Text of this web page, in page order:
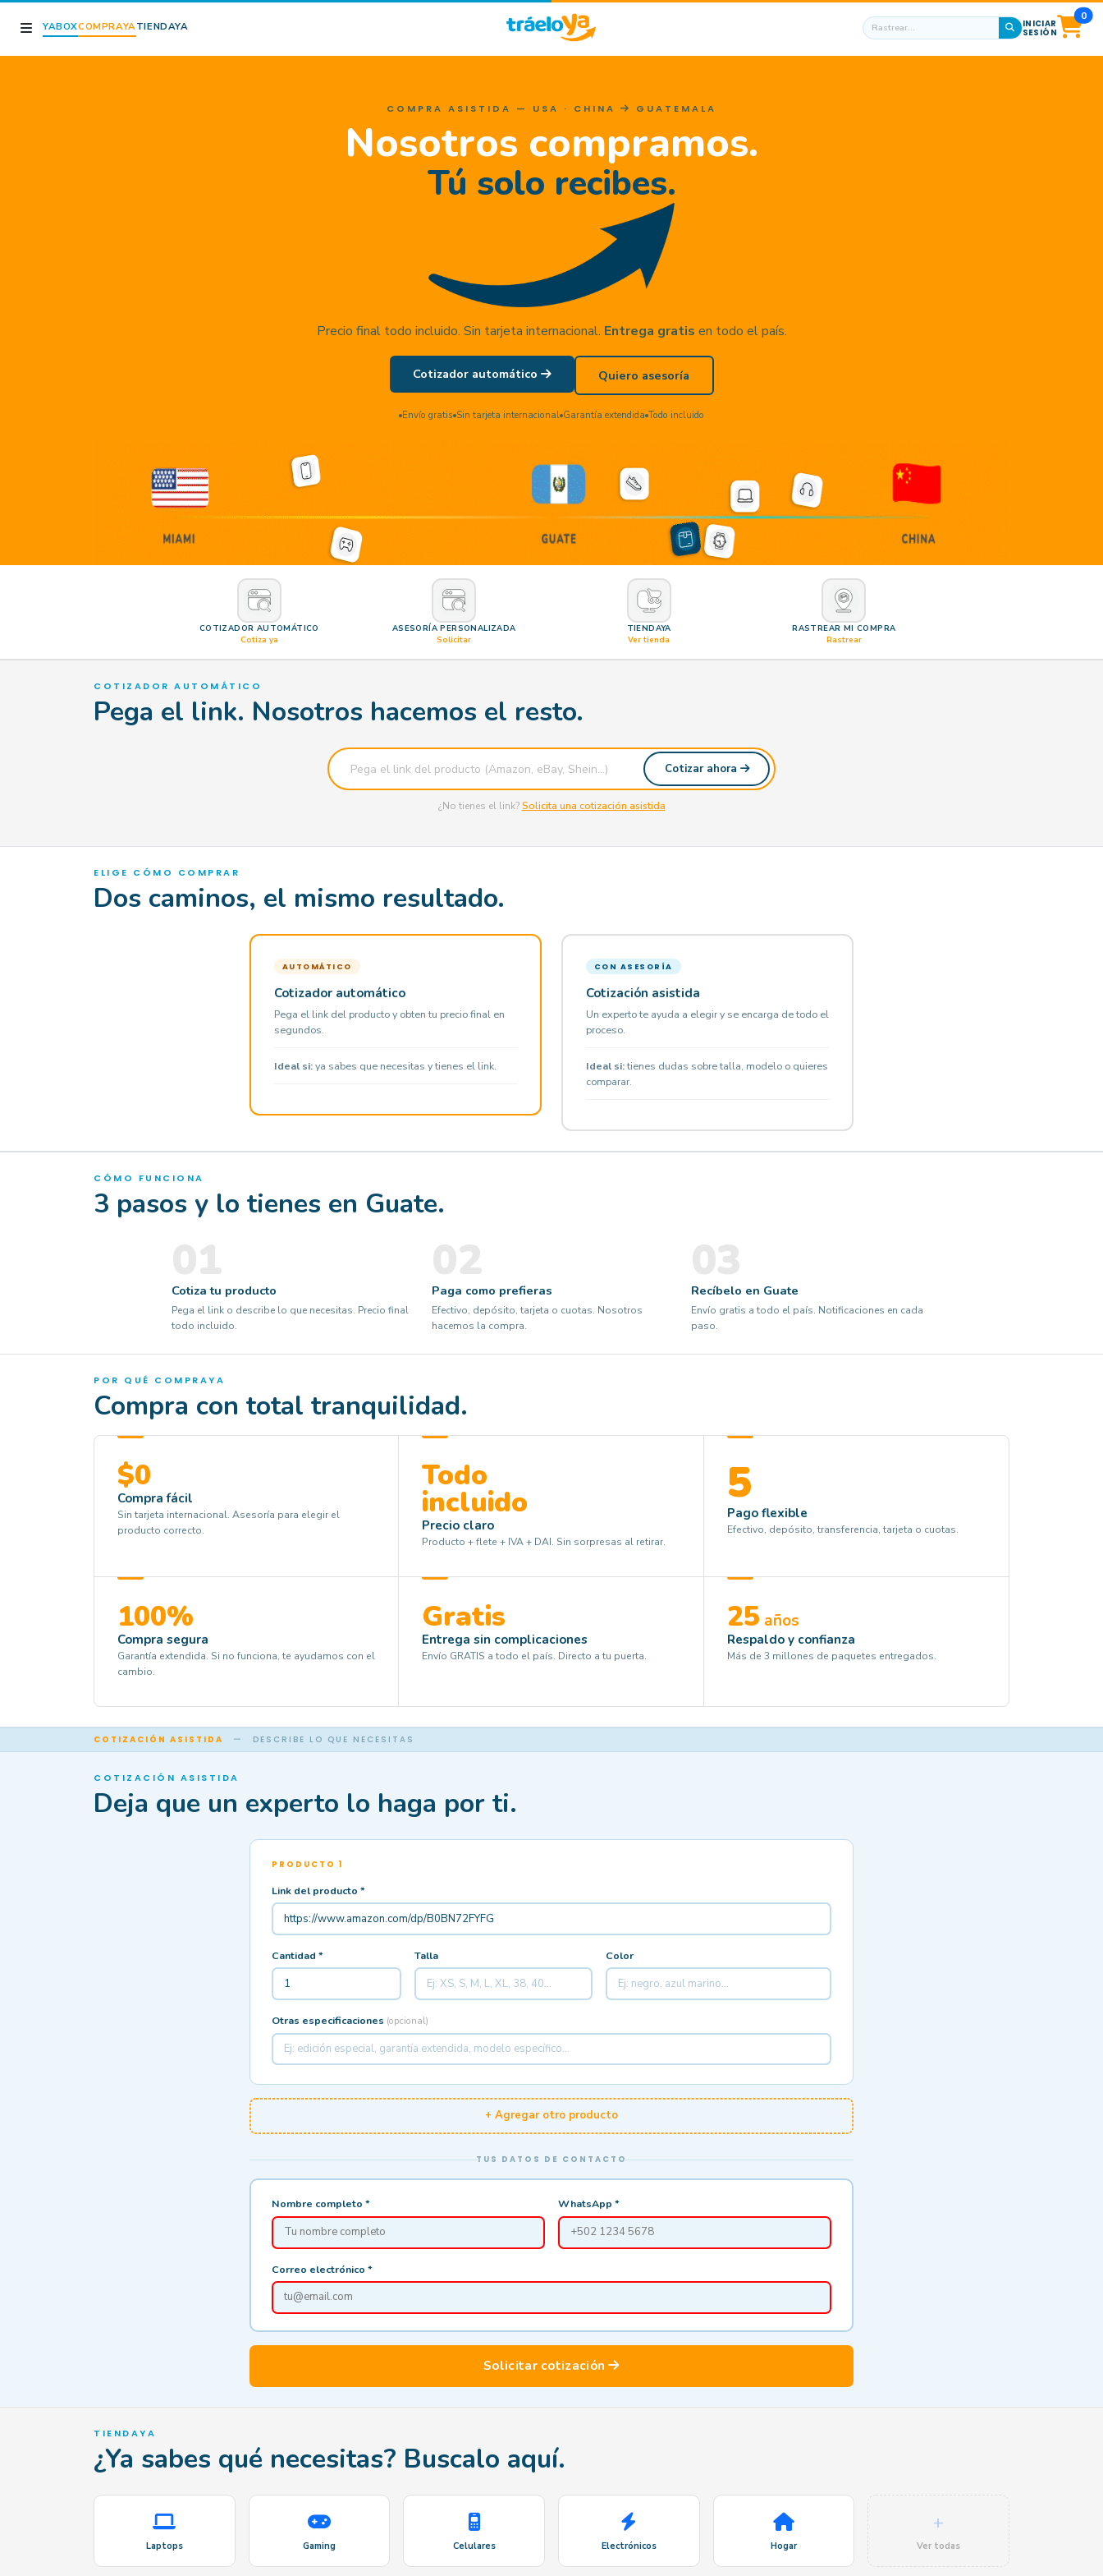
YABOXCOMPRAYATIENDAYA
INICIAR
SESIÓN
0
COMPRA ASISTIDA — USA · CHINA GUATEMALA
Nosotros compramos.
Tú solo recibes.
Precio final todo incluido. Sin tarjeta internacional. Entrega gratis en todo el país.
Cotizador automático Quiero asesoría
Envío gratis Sin tarjeta internacional Garantía extendida Todo incluido
COTIZADOR AUTOMÁTICO
Cotiza ya
ASESORÍA PERSONALIZADA
Solicitar
TIENDAYA
Ver tienda
RASTREAR MI COMPRA
Rastrear
COTIZADOR AUTOMÁTICO
Pega el link. Nosotros hacemos el resto.
Cotizar ahora
¿No tienes el link?Solicita una cotización asistida
ELIGE CÓMO COMPRAR
Dos caminos, el mismo resultado.
AUTOMÁTICO
Cotizador automático
Pega el link del producto y obten tu precio final en
segundos.
Ideal si:ya sabes que necesitas y tienes el link.
CON ASESORÍA
Cotización asistida
Un experto te ayuda a elegir y se encarga de todo el
proceso.
Ideal si:tienes dudas sobre talla, modelo o quieres
comparar.
CÓMO FUNCIONA
3 pasos y lo tienes en Guate.
Cotiza tu producto
Pega el link o describe lo que necesitas. Precio final
todo incluido.
Paga como prefieras
Efectivo, depósito, tarjeta o cuotas. Nosotros
hacemos la compra.
Recíbelo en Guate
Envío gratis a todo el país. Notificaciones en cada
paso.
POR QUÉ COMPRAYA
Compra con total tranquilidad.
$0
Compra fácil
Sin tarjeta internacional. Asesoría para elegir el
producto correcto.
Todo
incluido
Precio claro
Producto + flete + IVA + DAI. Sin sorpresas al retirar.
5
Pago flexible
Efectivo, depósito, transferencia, tarjeta o cuotas.
100%
Compra segura
Garantía extendida. Si no funciona, te ayudamos con el
cambio.
Gratis
Entrega sin complicaciones
Envío GRATIS a todo el país. Directo a tu puerta.
25 años
Respaldo y confianza
Más de 3 millones de paquetes entregados.
COTIZACIÓN ASISTIDA — DESCRIBE LO QUE NECESITAS
COTIZACIÓN ASISTIDA
Deja que un experto lo haga por ti.
PRODUCTO 1
Link del producto *
Cantidad * Talla Color
Otras especificaciones (opcional)
+ Agregar otro producto
TUS DATOS DE CONTACTO
Nombre completo * WhatsApp *
Correo electrónico *
Solicitar cotización
TIENDAYA
¿Ya sabes qué necesitas? Buscalo aquí.
Laptops Gaming Celulares Electrónicos Hogar
+
Ver todas